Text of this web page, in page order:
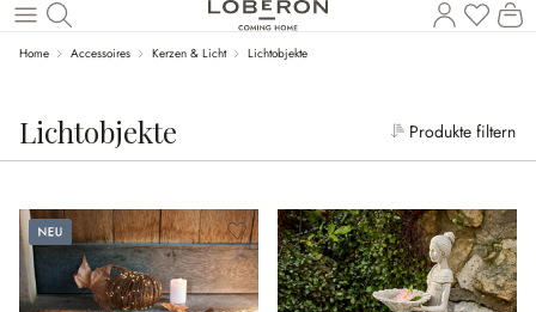
Zum Hauptinhalt springen
Home Accessoires Kerzen & Licht Lichtobjekte
Lichtobjekte Produkte filtern
Neu